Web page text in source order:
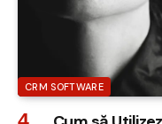
CRM SOFTWARE